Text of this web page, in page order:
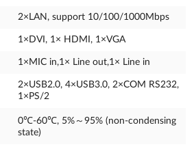
2×LAN, support 10/100/1000Mbps
1×DVI, 1× HDMI, 1×VGA
1×MIC in,1× Line out,1× Line in
2×USB2.0, 4×USB3.0, 2×COM RS232,
1×PS/2
0℃-60℃, 5%～95% (non-condensing
state)